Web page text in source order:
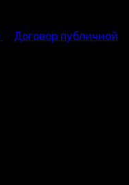
Договор публичной